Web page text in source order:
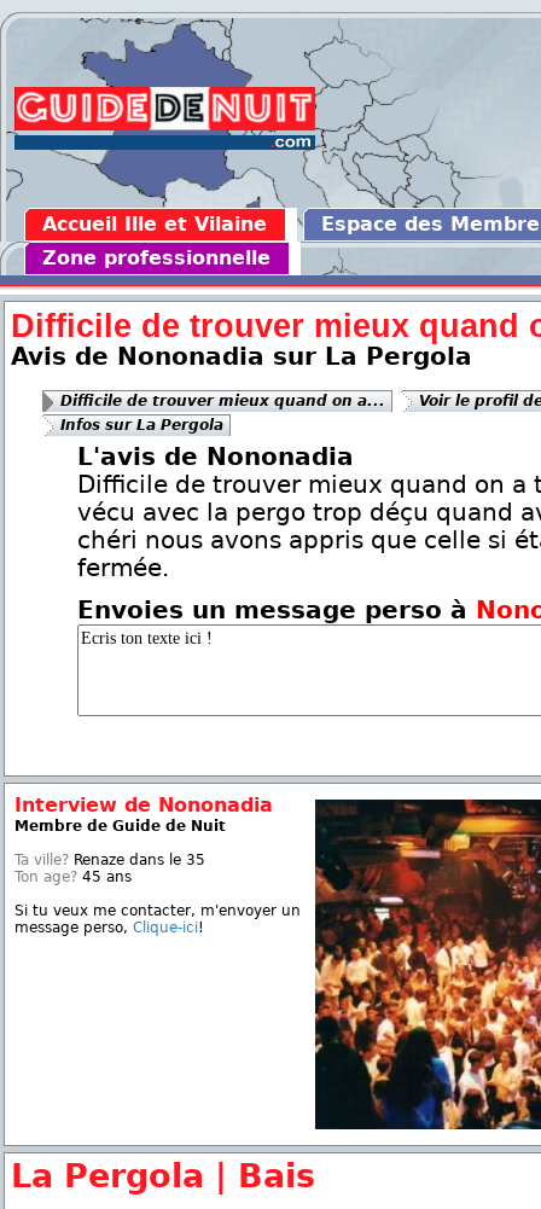
Accueil Ille et Vilaine
Espace des Membre
Zone professionnelle
Difficile de trouver mieux quand
Avis de Nononadia sur La Pergola
Difficile de trouver mieux quand on a...
Voir le profil
Infos sur La Pergola
L'avis de Nononadia
Difficile de trouver mieux quand on a
vécu avec la pergo trop déçu quand
chéri nous avons appris que celle si
fermée.
Envoies un message perso à
Interview de Nononadia
Membre de Guide de Nuit
Ta ville? Renaze dans le 35
Ton age? 45 ans
Si tu veux me contacter, m'envoyer un
message perso, Clique-ici!
La Pergola | Bais